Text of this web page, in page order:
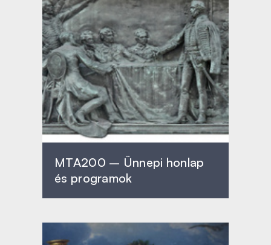
MTA200 – Ünnepi honlap
és programok